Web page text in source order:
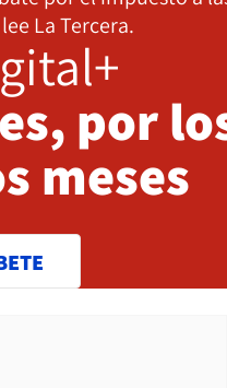
La Tercera.
por
meses